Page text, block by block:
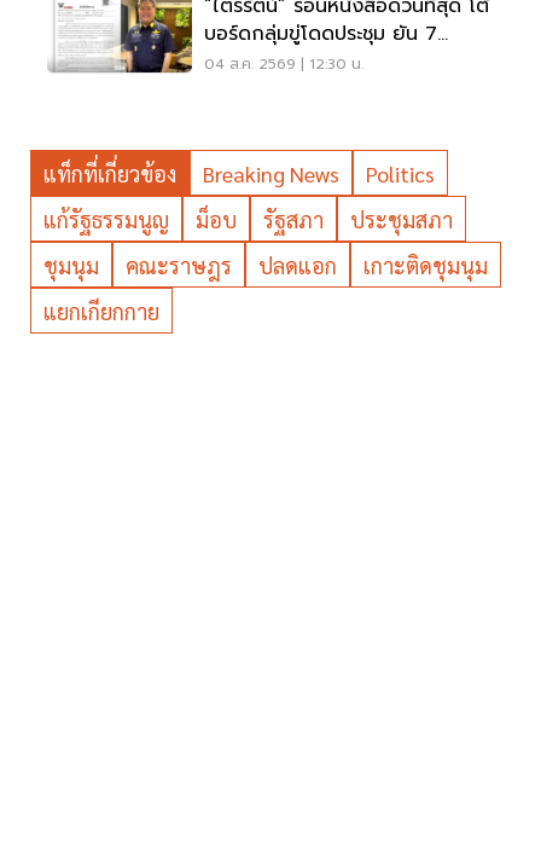
บอร์ดกลุ่มขู่โดดประชุม ยัน 7
กรรมการต้องปฏิบัติหน้าที่
04 ส.ค. 2569 | 12:30 น.
แท็กที่เกี่ยวข้อง Breaking News
Politics
แก้รัฐธรรมนูญ
ม็อบ รัฐสภา
ประชุมสภา
ชุมนุม
คณะราษฎร ปลดแอก
เกาะติดชุมนุม
แยกเกียกกาย